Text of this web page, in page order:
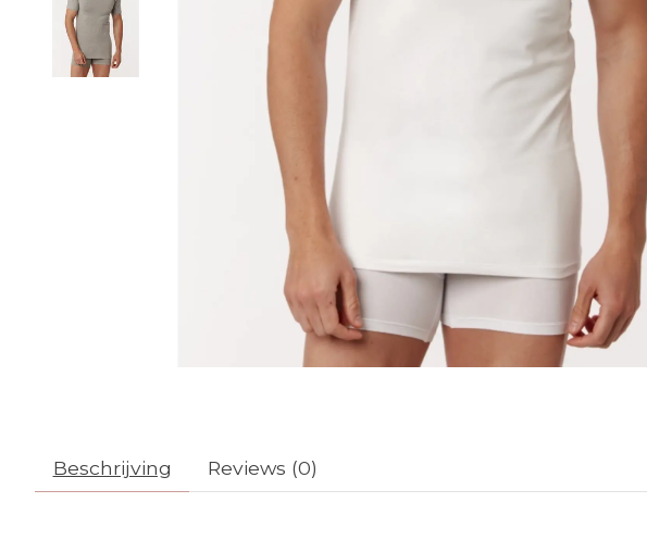
Beschrijving Reviews (0)